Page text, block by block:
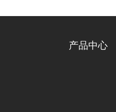
产品中心